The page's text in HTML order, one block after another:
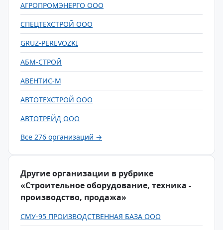
АГРОПРОМЭНЕРГО ООО
СПЕЦТЕХСТРОЙ ООО
GRUZ-PEREVOZKI
АБМ-СТРОЙ
АВЕНТИС-М
АВТОТЕХСТРОЙ ООО
АВТОТРЕЙД ООО
Все 276 организаций →
Другие организации в рубрике
«Строительное оборудование, техника -
производство, продажа»
СМУ-95 ПРОИЗВОДСТВЕННАЯ БАЗА ООО